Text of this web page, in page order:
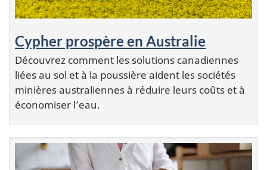
Cypher prospère en Australie
Découvrez comment les solutions canadiennes
liées au sol et à la poussière aident les sociétés
minières australiennes à réduire leurs coûts et à
économiser l’eau.